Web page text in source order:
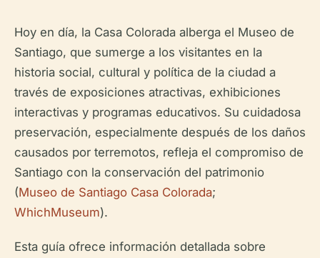
Hoy en día, la Casa Colorada alberga el Museo de
Santiago, que sumerge a los visitantes en la
historia social, cultural y política de la ciudad a
través de exposiciones atractivas, exhibiciones
interactivas y programas educativos. Su cuidadosa
preservación, especialmente después de los daños
causados por terremotos, refleja el compromiso de
Santiago con la conservación del patrimonio
(Museo de Santiago Casa Colorada;
WhichMuseum).
Esta guía ofrece información detallada sobre